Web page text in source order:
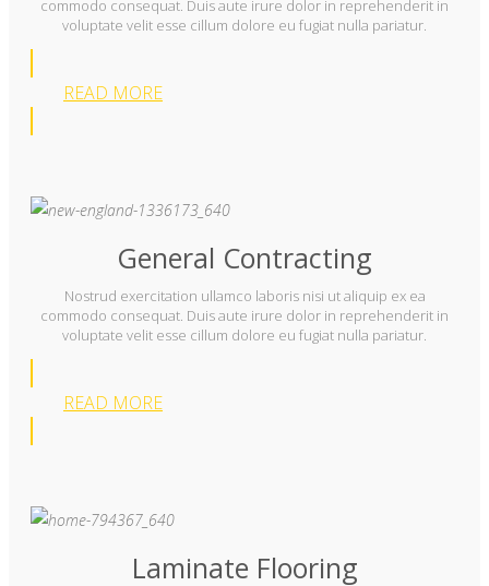
commodo consequat. Duis aute irure dolor in reprehenderit in
voluptate velit esse cillum dolore eu fugiat nulla pariatur.
READ MORE
General Contracting
Nostrud exercitation ullamco laboris nisi ut aliquip ex ea
commodo consequat. Duis aute irure dolor in reprehenderit in
voluptate velit esse cillum dolore eu fugiat nulla pariatur.
READ MORE
Laminate Flooring